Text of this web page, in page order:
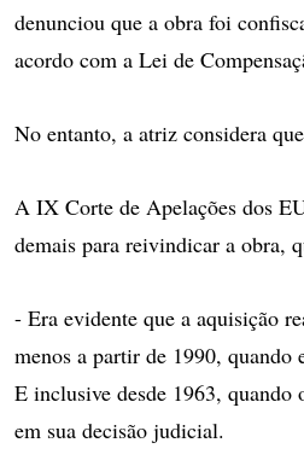
denunciou que a obra foi
acordo com a Lei de
No entanto, a atriz considera
A IX Corte de Apelações dos
demais para reivindicar a obra,
- Era evidente que a aquisição
menos a partir de 1990,
E inclusive desde 1963,
em sua decisão judicial.